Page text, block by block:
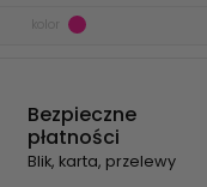
Bezpieczne
płatności
Blik, karta, przelewy